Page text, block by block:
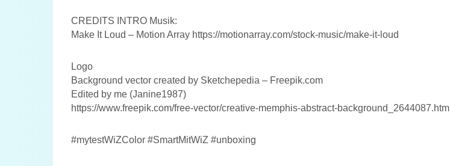
CREDITS INTRO Musik:
Make It Loud – Motion Array https://motionarray.com/stock-music/make-it-loud
Logo
Background vector created by Sketchepedia – Freepik.com
Edited by me (Janine1987)
https://www.freepik.com/free-vector/creative-memphis-abstract-background_2644087.htm
#mytestWiZColor #SmartMitWiZ #unboxing